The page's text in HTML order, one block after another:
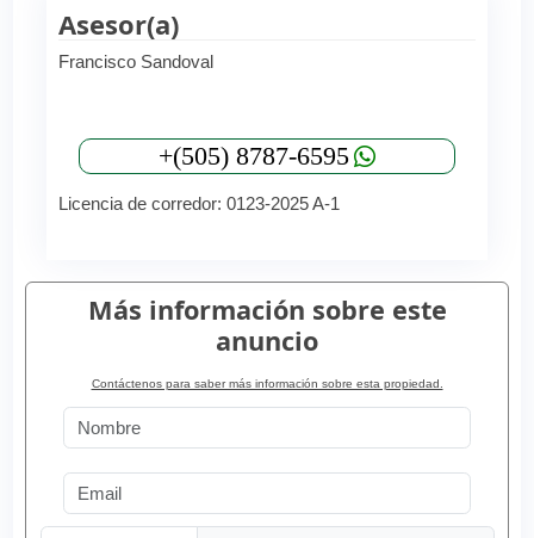
Asesor(a)
Francisco Sandoval
+(505) 8787-6595
Licencia de corredor: 0123-2025 A-1
Más información sobre este
anuncio
Contáctenos para saber más información sobre esta propiedad.